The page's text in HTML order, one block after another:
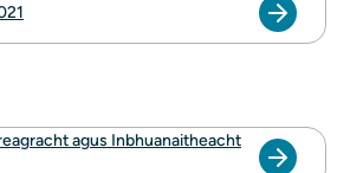
agus Inbhuanaitheacht